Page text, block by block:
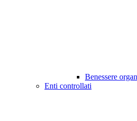
Benessere
Enti controllati